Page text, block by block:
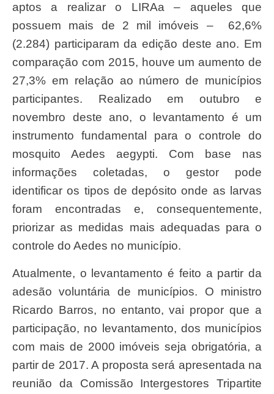
aptos a realizar o LIRAa – aqueles que
possuem mais de 2 mil imóveis – 62,6%
(2.284) participaram da edição deste ano. Em
comparação com 2015, houve um aumento de
27,3% em relação ao número de municípios
participantes. Realizado em outubro e
novembro deste ano, o levantamento é um
instrumento fundamental para o controle do
mosquito Aedes aegypti. Com base nas
informações coletadas, o gestor pode
identificar os tipos de depósito onde as larvas
foram encontradas e, consequentemente,
priorizar as medidas mais adequadas para o
controle do Aedes no município.
Atualmente, o levantamento é feito a partir da
adesão voluntária de municípios. O ministro
Ricardo Barros, no entanto, vai propor que a
participação, no levantamento, dos municípios
com mais de 2000 imóveis seja obrigatória, a
partir de 2017. A proposta será apresentada na
reunião da Comissão Intergestores Tripartite